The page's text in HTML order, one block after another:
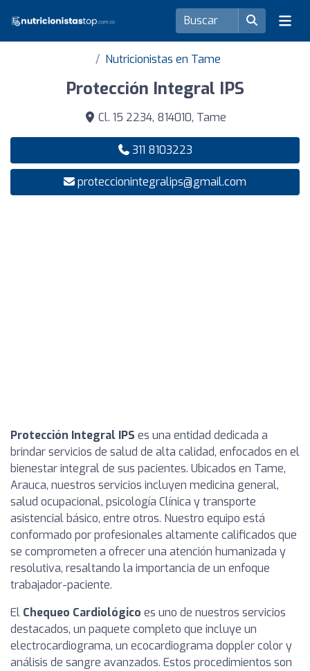
Nutricionistas en Tame
Protección Integral IPS
Cl. 15 2234, 814010, Tame
311 8103223
proteccionintegralips@gmail.com
Protección Integral IPS es una entidad dedicada a
brindar servicios de salud de alta calidad, enfocados en el
bienestar integral de sus pacientes. Ubicados en Tame,
Arauca, nuestros servicios incluyen medicina general,
salud ocupacional, psicología Clínica y transporte
asistencial básico, entre otros. Nuestro equipo está
conformado por profesionales altamente calificados que
se comprometen a ofrecer una atención humanizada y
resolutiva, resaltando la importancia de un enfoque
trabajador-paciente.
El Chequeo Cardiológico es uno de nuestros servicios
destacados, un paquete completo que incluye un
electrocardiograma, un ecocardiograma doppler color y
análisis de sangre avanzados. Estos procedimientos son